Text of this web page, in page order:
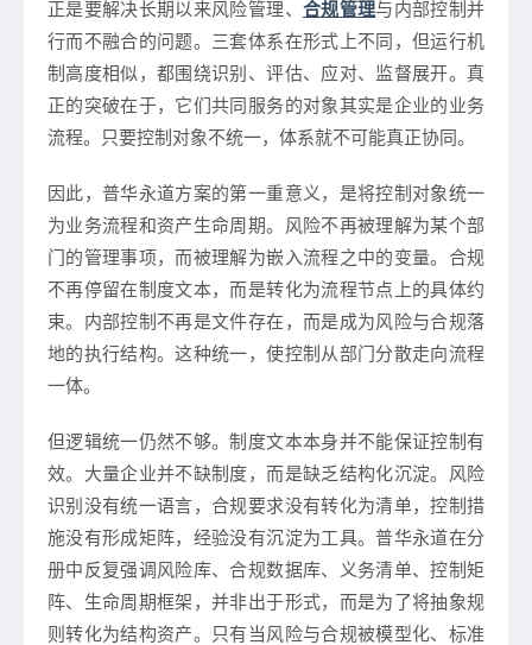
正是要解决长期以来风险管理、 合规管理与内部控制并
行而不融合的问题。三套体系在形式上不同，但运行机
制高度相似，都围绕识别、评估、应对、监督展开。真
正的突破在于，它们共同服务的对象其实是企业的业务
流程。只要控制对象不统一，体系就不可能真正协同。
因此，普华永道方案的第一重意义，是将控制对象统一
为业务流程和资产生命周期。风险不再被理解为某个部
门的管理事项，而被理解为嵌入流程之中的变量。合规
不再停留在制度文本，而是转化为流程节点上的具体约
束。内部控制不再是文件存在，而是成为风险与合规落
地的执行结构。这种统一，使控制从部门分散走向流程
一体。
但逻辑统一仍然不够。制度文本本身并不能保证控制有
效。大量企业并不缺制度，而是缺乏结构化沉淀。风险
识别没有统一语言，合规要求没有转化为清单，控制措
施没有形成矩阵，经验没有沉淀为工具。普华永道在分
册中反复强调风险库、合规数据库、义务清单、控制矩
阵、生命周期框架，并非出于形式，而是为了将抽象规
则转化为结构资产。只有当风险与合规被模型化、标准